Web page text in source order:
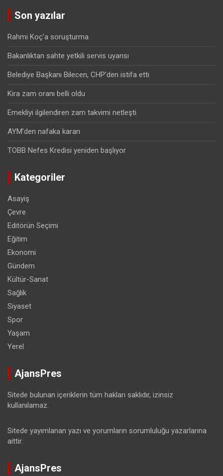
Son yazılar
Rahmi Koç’a soruşturma
Bakanlıktan sahte yetkili servis uyarısı
Belediye Başkanı Bilecen, CHP’den istifa etti
Kira zam oranı belli oldu
Emekliyi ilgilendiren zam takvimi netleşti
AYM’den nafaka kararı
TOBB Nefes Kredisi yeniden başlıyor
Kategoriler
Asayiş
Çevre
Editörün Seçimi
Eğitim
Ekonomi
Gündem
Kültür-Sanat
Sağlık
Siyaset
Spor
Yaşam
Yerel
AjansPres
Sitede bulunan içeriklerin tüm hakları saklıdır, izinsiz
kullanılamaz.
Sitede yayımlanan yazı ve yorumların sorumluluğu yazarlarına
aittir.
AjansPres